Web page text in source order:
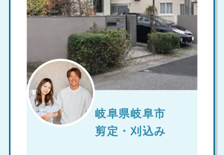
岐阜県岐阜市
剪定・刈込み